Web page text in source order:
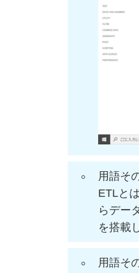
用語そ
ETLと
らデー
を搭載
用語そ